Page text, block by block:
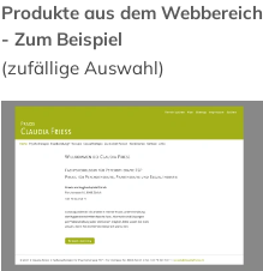
Produkte aus dem Webbereich
- Zum Beispiel
(zufällige Auswahl)